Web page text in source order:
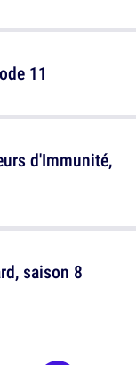
11
saison 8
d'Immunité,